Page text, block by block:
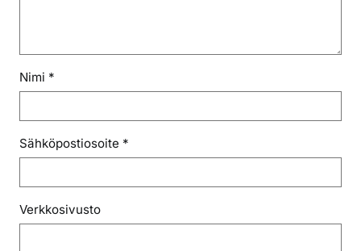
Nimi *
Sähköpostiosoite *
Verkkosivusto